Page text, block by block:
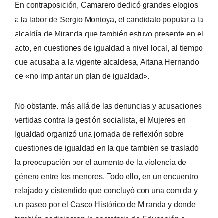
En contraposición, Camarero dedicó grandes elogios
a la labor de Sergio Montoya, el candidato popular a la
alcaldía de Miranda que también estuvo presente en el
acto, en cuestiones de igualdad a nivel local, al tiempo
que acusaba a la vigente alcaldesa, Aitana Hernando,
de «no implantar un plan de igualdad».
No obstante, más allá de las denuncias y acusaciones
vertidas contra la gestión socialista, el Mujeres en
Igualdad organizó una jornada de reflexión sobre
cuestiones de igualdad en la que también se trasladó
la preocupación por el aumento de la violencia de
género entre los menores. Todo ello, en un encuentro
relajado y distendido que concluyó con una comida y
un paseo por el Casco Histórico de Miranda y donde